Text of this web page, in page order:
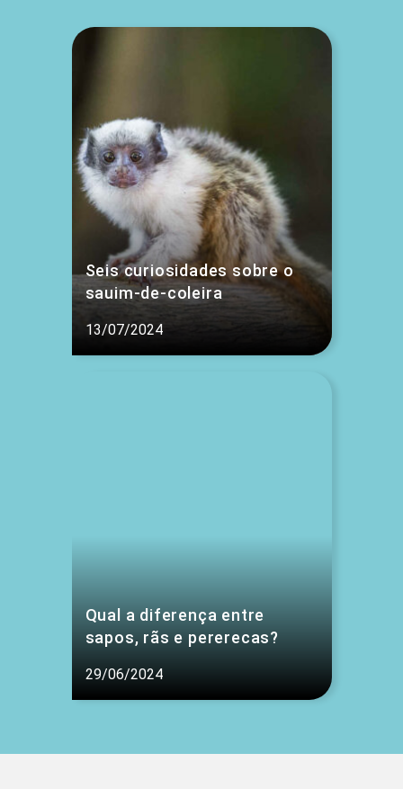
Seis curiosidades sobre o
sauim-de-coleira
13/07/2024
Qual a diferença entre
sapos, rãs e pererecas?
29/06/2024